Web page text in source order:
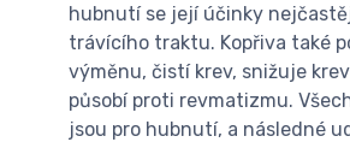
hubnutí se její účinky
trávícího traktu. Kopřiva také
výměnu, čistí krev, snižuje
působí proti revmatizmu.
jsou pro hubnutí, a následné